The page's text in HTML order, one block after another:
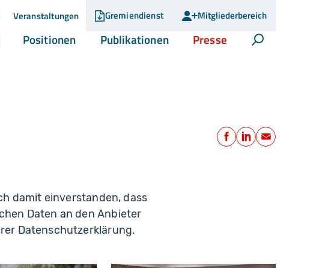
Veranstaltungen Gremiendienst Mitgliederbereich
Positionen(current)Publikationen(current)Presse (current)Suche öffnen
Teilen
Facebook
LinkedIn
E-Mail
damit einverstanden, dass
Daten an den Anbieter
Datenschutzerklärung.